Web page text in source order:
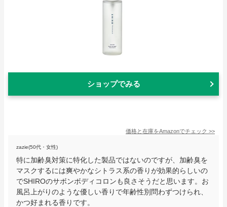
ショップでみる
価格と在庫をAmazonでチェック >>
zazie(50代・女性)
特に加齢臭対策に特化した製品ではないのですが、加齢臭を
マスクするには爽やかなシトラス系の香りが効果的らしいの
でSHIROのサボンボディコロンも良さそうだと思います。お
風呂上がりのような優しい香りで年齢性別問わずつけられ、
かつ好まれる香りです。